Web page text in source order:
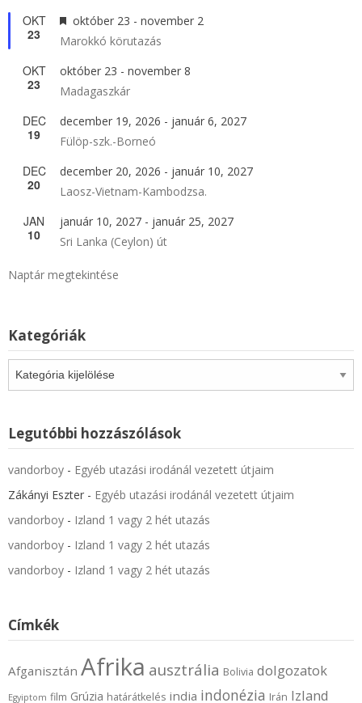
OKT
23
Kiemelt
október 23 - november 2
Marokkó körutazás
OKT
23
október 23 - november 8
Madagaszkár
DEC
19
december 19, 2026 - január 6, 2027
Fülöp-szk.-Borneó
DEC
20
december 20, 2026 - január 10, 2027
Laosz-Vietnam-Kambodzsa.
JAN
10
január 10, 2027 - január 25, 2027
Sri Lanka (Ceylon) út
Naptár megtekintése
Kategóriák
Kategóriák
Legutóbbi hozzászólások
vandorboy - Egyéb utazási irodánál vezetett útjaim
Zákányi Eszter - Egyéb utazási irodánál vezetett útjaim
vandorboy - Izland 1 vagy 2 hét utazás
vandorboy - Izland 1 vagy 2 hét utazás
vandorboy - Izland 1 vagy 2 hét utazás
Címkék
Afganisztán Afrika ausztrália Bolivia dolgozatok
Egyiptom film Grúzia határátkelés india indonézia Irán Izland